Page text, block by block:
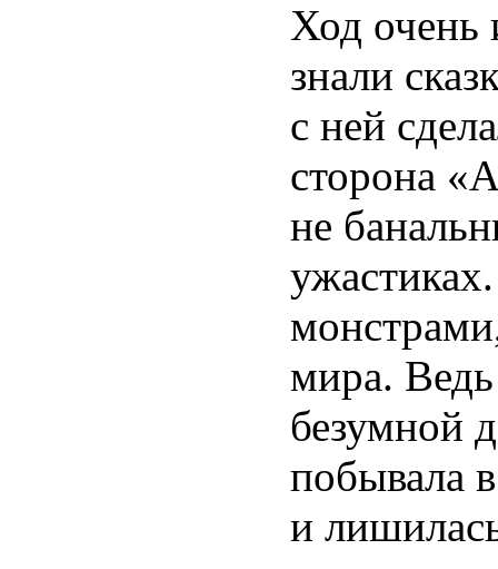
Ход
знали
с ней
сторона
не
мира.
безумной
побывала
и